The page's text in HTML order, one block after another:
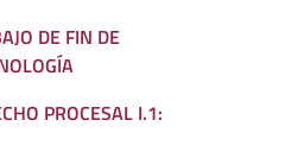
DE FIN DE
PROCESAL I.1: